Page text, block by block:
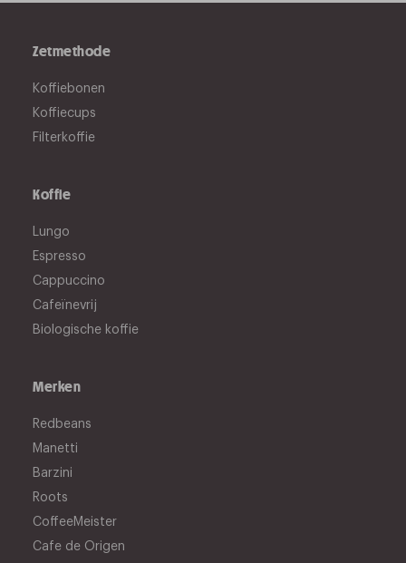
Zetmethode
Koffiebonen
Koffiecups
Filterkoffie
Koffie
Lungo
Espresso
Cappuccino
Cafeïnevrij
Biologische koffie
Merken
Redbeans
Manetti
Barzini
Roots
CoffeeMeister
Cafe de Origen